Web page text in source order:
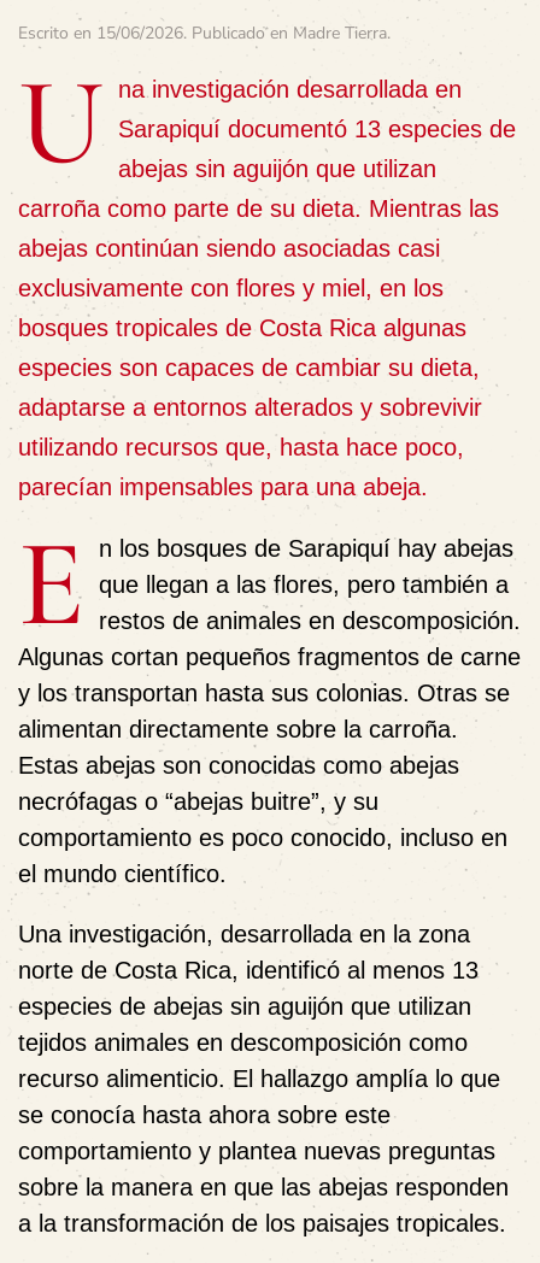
Escrito en 15/06/2026. Publicado en Madre Tierra.
U na investigación desarrollada en
Sarapiquí documentó 13 especies de
abejas sin aguijón que utilizan
carroña como parte de su dieta. Mientras las
abejas continúan siendo asociadas casi
exclusivamente con flores y miel, en los
bosques tropicales de Costa Rica algunas
especies son capaces de cambiar su dieta,
adaptarse a entornos alterados y sobrevivir
utilizando recursos que, hasta hace poco,
parecían impensables para una abeja.
E
n los bosques de Sarapiquí hay abejas
que llegan a las flores, pero también a
restos de animales en descomposición.
Algunas cortan pequeños fragmentos de carne
y los transportan hasta sus colonias. Otras se
alimentan directamente sobre la carroña.
Estas abejas son conocidas como abejas
necrófagas o “abejas buitre”, y su
comportamiento es poco conocido, incluso en
el mundo científico.
Una investigación, desarrollada en la zona
norte de Costa Rica, identificó al menos 13
especies de abejas sin aguijón que utilizan
tejidos animales en descomposición como
recurso alimenticio. El hallazgo amplía lo que
se conocía hasta ahora sobre este
comportamiento y plantea nuevas preguntas
sobre la manera en que las abejas responden
a la transformación de los paisajes tropicales.